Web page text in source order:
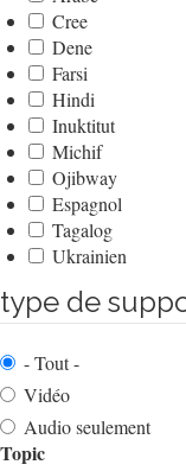
Cree
Dene
Farsi
Hindi
Inuktitut
Michif
Ojibway
Espagnol
Tagalog
Ukrainien
type de
- Tout -
Vidéo
Audio seulement
Topic